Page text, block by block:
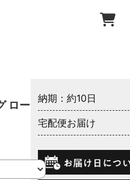
ロー
納期：約10日
宅配便お届け